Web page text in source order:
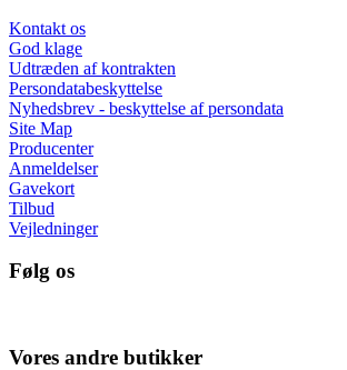
Kontakt os
God klage
Udtræden af kontrakten
Persondatabeskyttelse
Nyhedsbrev - beskyttelse af persondata
Site Map
Producenter
Anmeldelser
Gavekort
Tilbud
Vejledninger
Følg os
Vores andre butikker